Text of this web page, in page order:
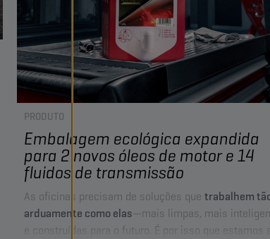
PRODUTO
Embalagem ecológica expandida
para 2 novos óleos de motor e 14
fluidos de transmissão
As oficinas precisam de soluções que trabalhem
arduamente como elas—mais limpas, mais
e construídas para o futuro. É por isso que estamos a